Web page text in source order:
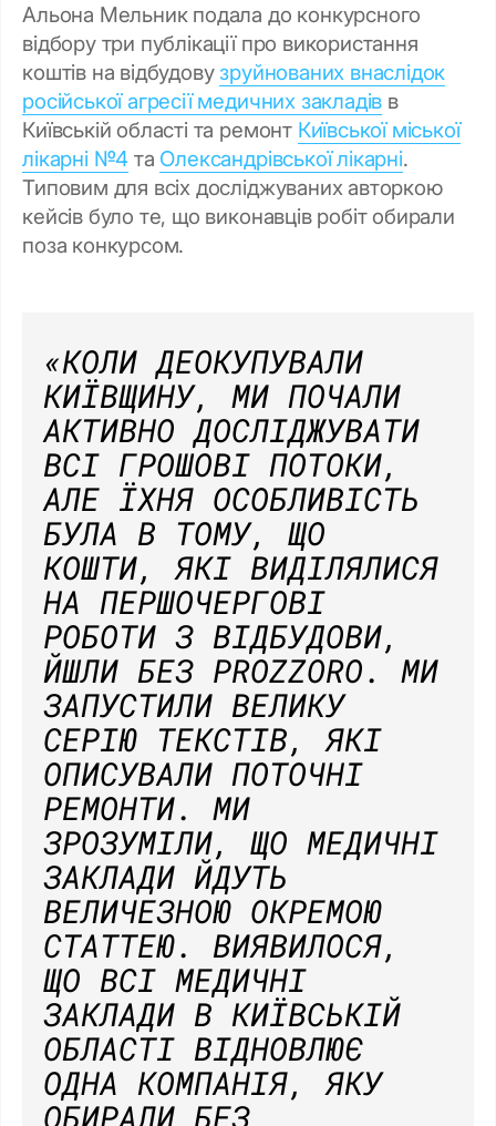
Альона Мельник подала до конкурсного
відбору три публікації про використання
коштів на відбудовузруйнованих внаслідок
російської агресії медичних закладів в
Київській області та ремонт Київської міської
лікарні №4 та Олександрівської лікарні.
Типовим для всіх досліджуваних авторкою
кейсів було те, що виконавців робіт обирали
поза конкурсом.
«КОЛИ ДЕОКУПУВАЛИ
КИЇВЩИНУ, МИ ПОЧАЛИ
АКТИВНО ДОСЛІДЖУВАТИ
ВСІ ГРОШОВІ ПОТОКИ,
АЛЕ ЇХНЯ ОСОБЛИВІСТЬ
БУЛА В ТОМУ, ЩО
КОШТИ, ЯКІ ВИДІЛЯЛИСЯ
НА ПЕРШОЧЕРГОВІ
РОБОТИ З ВІДБУДОВИ,
ЙШЛИ БЕЗ PROZZORO. МИ
ЗАПУСТИЛИ ВЕЛИКУ
СЕРІЮ ТЕКСТІВ, ЯКІ
ОПИСУВАЛИ ПОТОЧНІ
РЕМОНТИ. МИ
ЗРОЗУМІЛИ, ЩО МЕДИЧНІ
ЗАКЛАДИ ЙДУТЬ
ВЕЛИЧЕЗНОЮ ОКРЕМОЮ
СТАТТЕЮ. ВИЯВИЛОСЯ,
ЩО ВСІ МЕДИЧНІ
ЗАКЛАДИ В КИЇВСЬКІЙ
ОБЛАСТІ ВІДНОВЛЮЄ
ОДНА КОМПАНІЯ, ЯКУ
ОБИРАЛИ БЕЗ